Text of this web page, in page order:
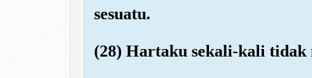
sesuatu.
(28) Hartaku sekali-kali tidak